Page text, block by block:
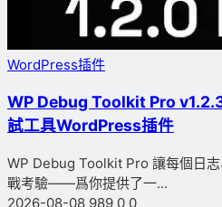
WordPress插件
WP Debug Toolkit Pro
試工具WordPress插件
WP Debug Toolkit Pro 讓每個日
戰考驗——爲你提供了一...
2026-08-08 989 0 0